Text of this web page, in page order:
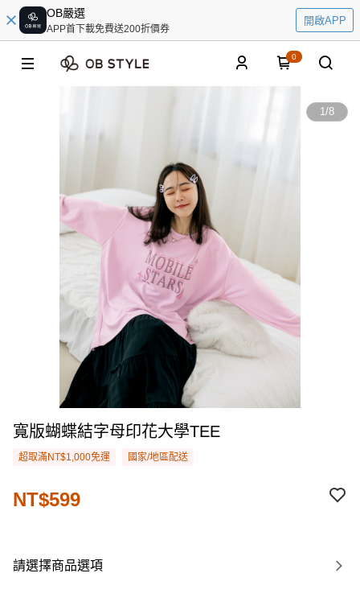
OB嚴選
APP首下載免費送200折價券
開啟APP
0
1/8
寬版蝴蝶結字母印花大學TEE
超取滿NT$1,000免運 國家/地區配送
NT$599
請選擇商品選項